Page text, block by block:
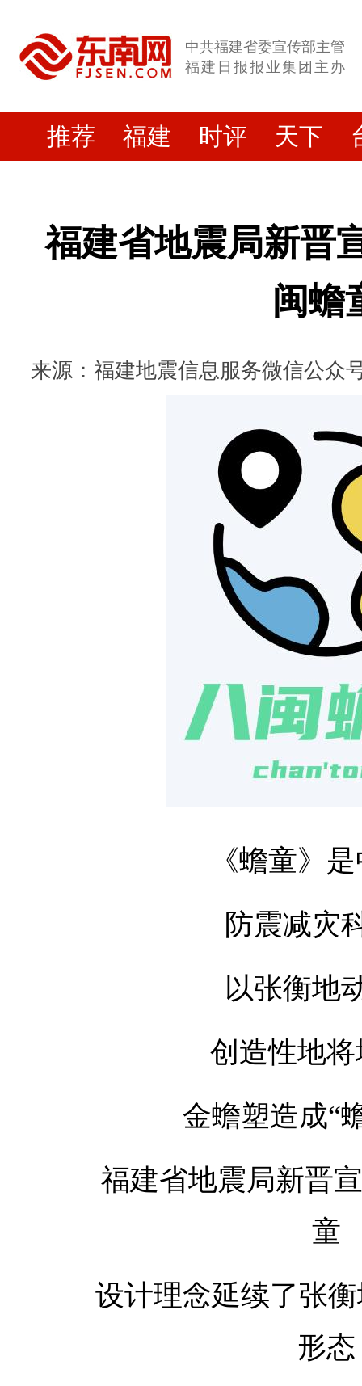
中共福建省委宣传部主管
福建日报报业集团主办
推荐 福建 时评 天下
福建省地震局新
闽蟾
来源：福建地震信息服务微信公众
《蟾童》
防震减灾
以张衡地
创造性地
金蟾塑造成“
福建省地震局新晋
童
设计理念延续了张
形态